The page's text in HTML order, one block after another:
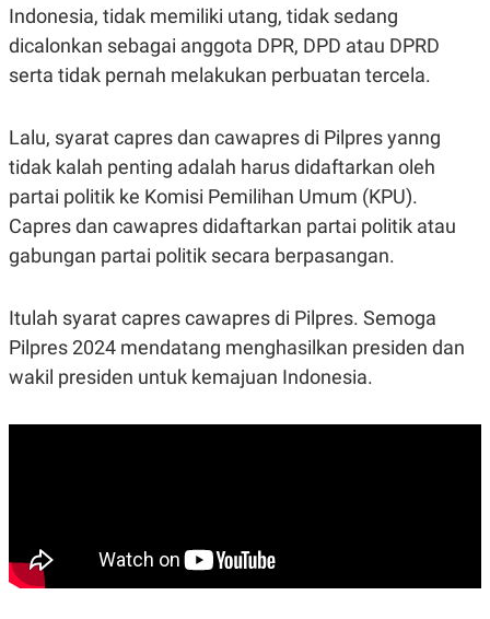
Indonesia, tidak memiliki utang, tidak sedang
dicalonkan sebagai anggota DPR, DPD atau DPRD
serta tidak pernah melakukan perbuatan tercela.
Lalu, syarat capres dan cawapres di Pilpres yanng
tidak kalah penting adalah harus didaftarkan oleh
partai politik ke Komisi Pemilihan Umum (KPU).
Capres dan cawapres didaftarkan partai politik atau
gabungan partai politik secara berpasangan.
Itulah syarat capres cawapres di Pilpres. Semoga
Pilpres 2024 mendatang menghasilkan presiden dan
wakil presiden untuk kemajuan Indonesia.